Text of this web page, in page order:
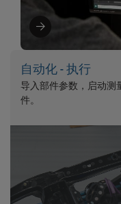
自动化 - 执行
导入部件参数，启动测
件。